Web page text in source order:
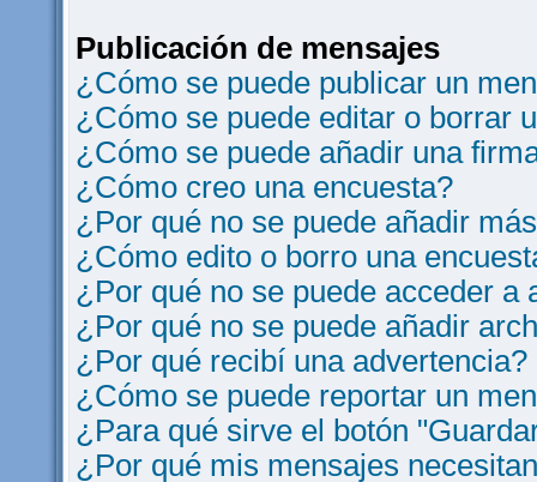
Publicación de mensajes
¿Cómo se puede publicar un
¿Cómo se puede editar o borrar
¿Cómo se puede añadir una
¿Cómo creo una encuesta?
¿Por qué no se puede añadir
¿Cómo edito o borro una
¿Por qué no se puede acceder a
¿Por qué no se puede añadir
¿Por qué recibí una advertencia?
¿Cómo se puede reportar un
¿Para qué sirve el botón
¿Por qué mis mensajes